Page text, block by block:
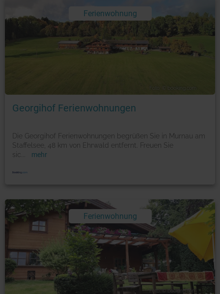
Ferienwohnung
Foto: © booking.com
Georgihof Ferienwohnungen
Die Georgihof Ferienwohnungen begrüßen Sie in Murnau am
Staffelsee, 48 km von Ehrwald entfernt. Freuen Sie
sic
mehr
Ferienwohnung
Foto: © booking.com